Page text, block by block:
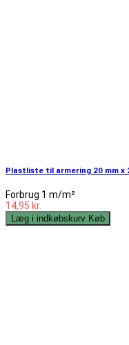
Plastliste til armering 20 mm x
Forbrug 1 m/m²
14,95 kr.
Læg i indkøbskurv Køb